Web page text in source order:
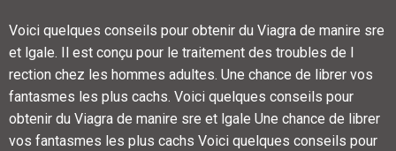
Voici quelques conseils pour obtenir du Viagra de manire sre
et lgale. Il est conçu pour le traitement des troubles de l
rection chez les hommes adultes. Une chance de librer vos
fantasmes les plus cachs. Voici quelques conseils pour
obtenir du Viagra de manire sre et lgale Une chance de librer
vos fantasmes les plus cachs Voici quelques conseils pour